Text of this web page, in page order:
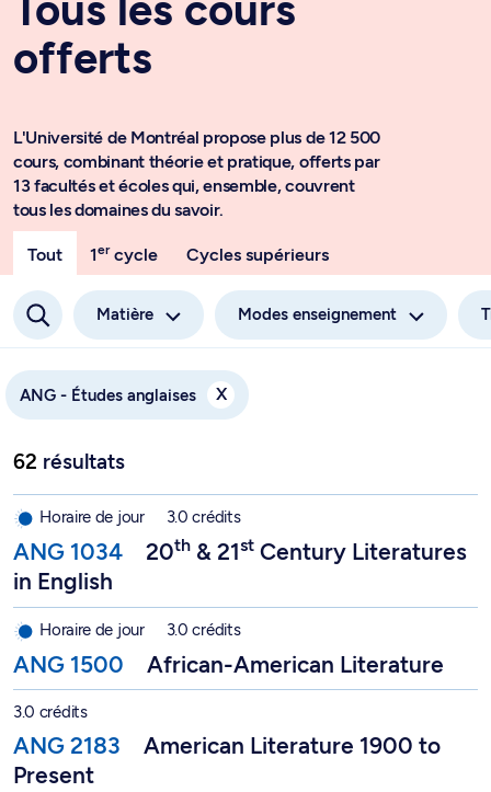
offerts
L'Université de Montréal propose plus de 12 500
cours, combinant théorie et pratique, offerts par
13 facultés et écoles qui, ensemble, couvrent
tous les domaines du savoir.
Tout 1ercycle Cycles supérieurs
Matière Modes enseignement
ANG - Études anglaises X
62 résultats
th st
Horaire de jour 3.0 crédits
ANG 1034 20th & 21st Century Literatures
in English
Horaire de jour 3.0 crédits
ANG 1500 African-American Literature
3.0 crédits
ANG 2183
American Literature 1900 to
Present